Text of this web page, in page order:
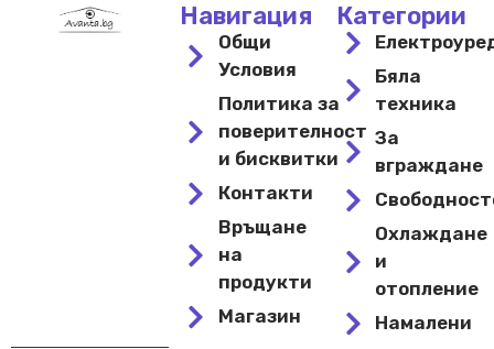
Навигация
Общи
Условия
Политика за
поверителност
и бисквитки
Контакти
Връщане
на
продукти
Магазин
Категории
Бяла
техника
За
вграждане
Охлаждане
и
отопление
Намалени